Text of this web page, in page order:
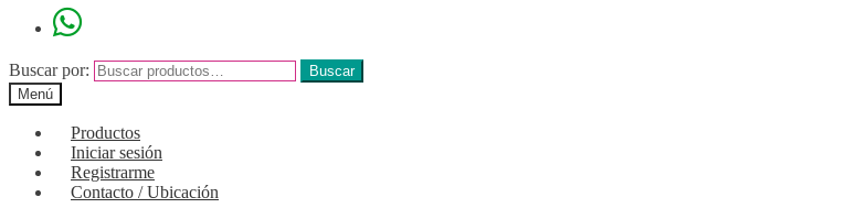
Buscar por:
Buscar
Menú
Productos
Iniciar sesión
Registrarme
Contacto / Ubicación